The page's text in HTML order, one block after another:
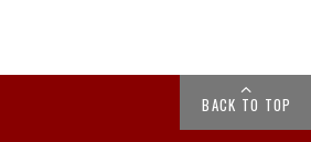
BACK TO TOP